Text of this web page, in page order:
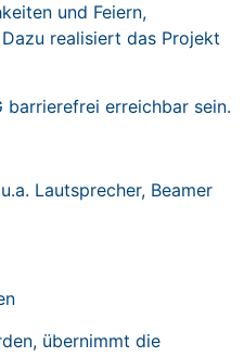
und Feiern,
realisiert das Projekt
barrierefrei erreichbar sein.
Lautsprecher, Beamer
übernimmt die